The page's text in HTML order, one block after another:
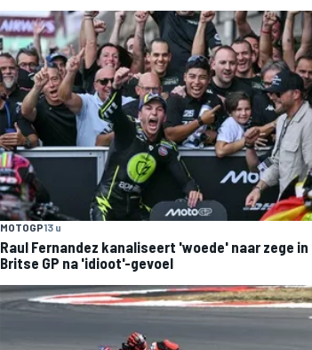
MOTOGP13 u
Raul Fernandez kanaliseert 'woede' naar zege in
Britse GP na 'idioot'-gevoel